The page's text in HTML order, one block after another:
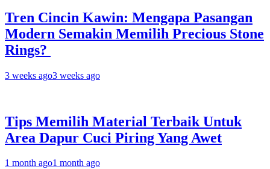
Tren Cincin Kawin: Mengapa Pasangan
Modern Semakin Memilih Precious Stone
Rings?
3 weeks ago3 weeks ago
Tips Memilih Material Terbaik Untuk
Area Dapur Cuci Piring Yang Awet
1 month ago1 month ago